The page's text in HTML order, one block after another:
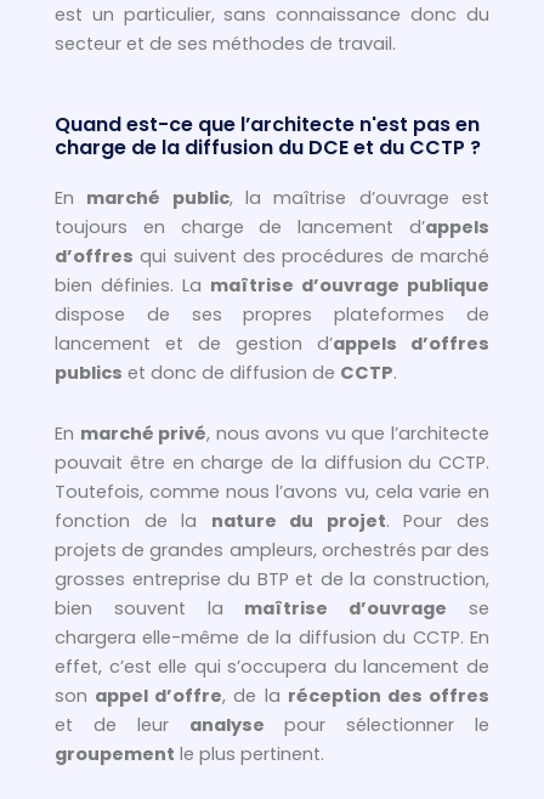
est un particulier, sans connaissance donc du
secteur et de ses méthodes de travail.
Quand est-ce que l’architecte n'est pas en
charge de la diffusion du DCE et du CCTP ?
En marché public, la maîtrise d’ouvrage est
toujours en charge de lancement d’appels
d’offres qui suivent des procédures de marché
bien définies. La maîtrise d’ouvrage publique
dispose de ses propres plateformes de
lancement et de gestion d’appels d’offres
publics et donc de diffusion de CCTP.
En marché privé, nous avons vu que l’architecte
pouvait être en charge de la diffusion du CCTP.
Toutefois, comme nous l’avons vu, cela varie en
fonction de la nature du projet. Pour des
projets de grandes ampleurs, orchestrés par des
grosses entreprise du BTP et de la construction,
bien souvent la maîtrise d’ouvrage se
chargera elle-même de la diffusion du CCTP. En
effet, c’est elle qui s’occupera du lancement de
son appel d’offre, de la réception des offres
et de leur analyse pour sélectionner le
groupement le plus pertinent.